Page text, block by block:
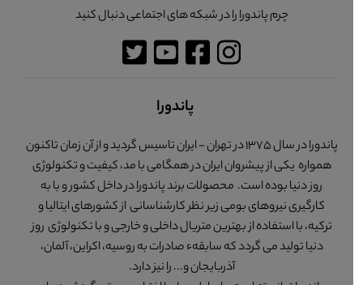
چرم پاندورا را در شبکه های اجتماعی دنبال کنید
پاندورا
پاندورا در سال 1375 در تهران - ایران تاسیس گردید و از آن زمان تاکنون
همواره یکی از پیشروان ایران در همگامی با مد، کیفیت و تکنولوژی
روز دنیا بوده است. محصولات برند پاندورا در داخل کشور و با به
کارگیری نیروهای بومی زیر نظر کارشناسانی از کشورهای ایتالیا و
ترکیه، با استفاده از بهترین متریال داخلی و خارجی و با تکنولوژی روز
دنیا تولید می گردد که سابقهء صادرات به روسیه، اکراین، آلمان،
آذربایجان و... را نیز دارد.